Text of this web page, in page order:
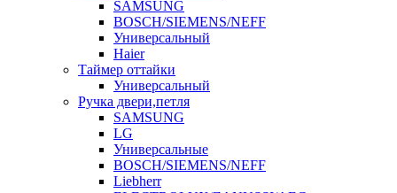
SAMSUNG
BOSCH/SIEMENS/NEFF
Универсальный
Haier
Таймер оттайки
Универсальный
Ручка двери,петля
SAMSUNG
LG
Универсальные
BOSCH/SIEMENS/NEFF
Liebherr